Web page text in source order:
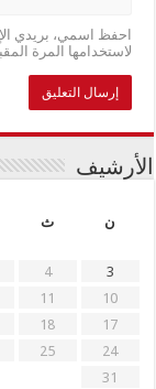
احفظ اسمي، بريدي
لاستخدامها المرة
الأرشيف
ن
ث
3
4
10
11
17
18
24
25
31